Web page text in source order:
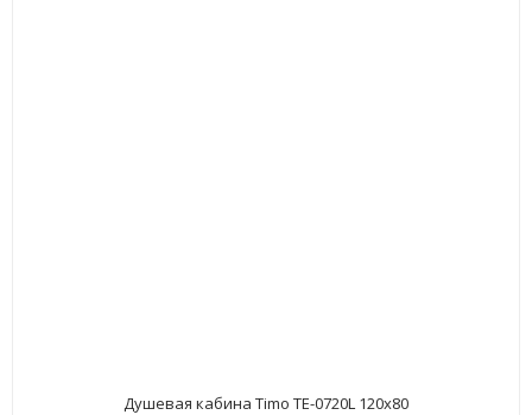
Душевая кабина Timo TE-0720L 120х80